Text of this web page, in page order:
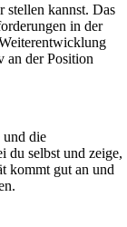
stellen kannst. Das
in der
an der Position
und die
du selbst und zeige,
kommt gut an und